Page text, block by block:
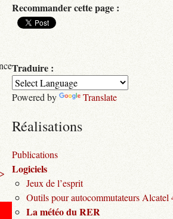
Recommander cette page :
Traduire :
Powered by Translate
Réalisations
Publications
Logiciels
Jeux de l’esprit
Outils pour autocommutateurs Alcatel
La météo du RER